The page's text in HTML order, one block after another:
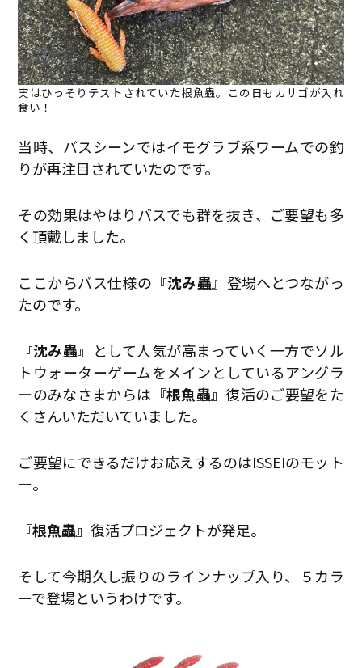
実はひっそりテストされていた根魚蟲。この日もカサゴが入れ
食い！
当時、バスシーンではイモグラブ系ワームでの釣
りが再注目されていたのです。
その効果はやはりバスでも群を抜き、ご要望も多
く頂戴しました。
ここからバス仕様の 『沈み蟲』登場へとつながっ
たのです。
『沈み蟲』 として人気が高まっていく一方でソル
トウォーターゲームをメインとしているアングラ
ーのみなさまからは 『根魚蟲』復活のご要望をた
くさんいただいていました。
ご要望にできるだけお応えするのはISSEIのモット
ー。
『根魚蟲』復活プロジェクトが発足。
そして今期久し振りのラインナップ入り、５カラ
ーで登場というわけです。